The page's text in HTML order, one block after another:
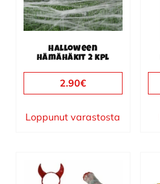
Halloween
hämähäkit 2 kpl
2.90€
Loppunut varastosta